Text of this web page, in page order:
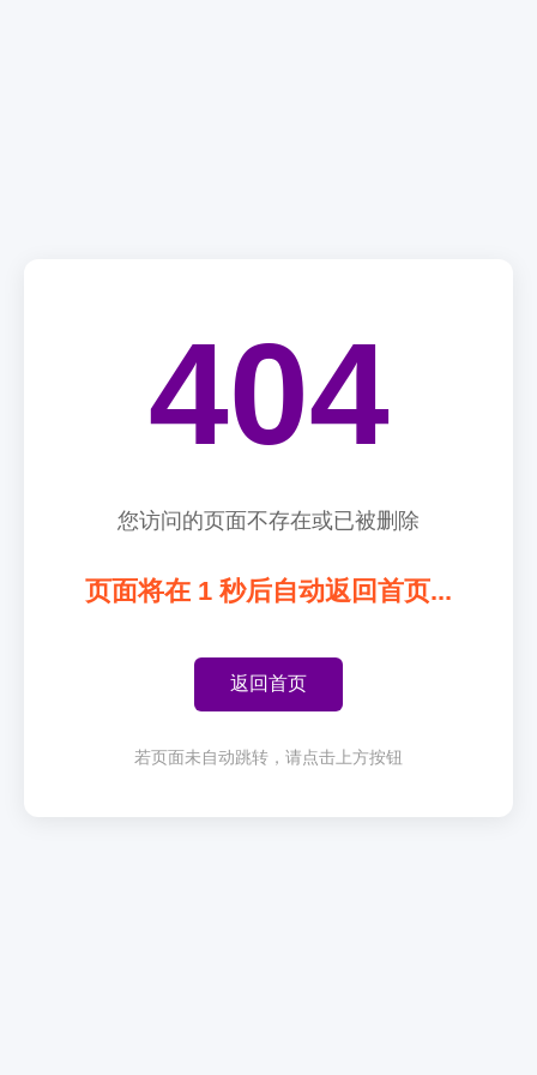
404
您访问的页面不存在或已被删除
页面将在 1 秒后自动返回首页...
返回首页
若页面未自动跳转，请点击上方按钮